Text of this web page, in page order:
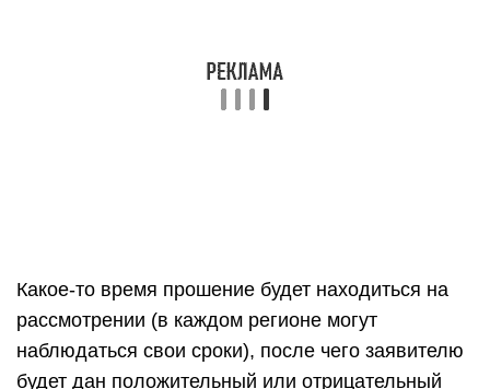
Какое-то время прошение будет находиться на
рассмотрении (в каждом регионе могут
наблюдаться свои сроки), после чего заявителю
будет дан положительный или отрицательный